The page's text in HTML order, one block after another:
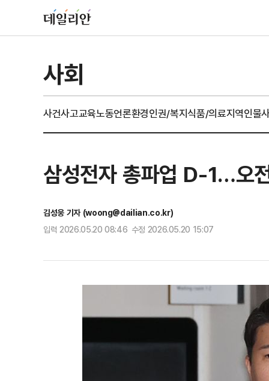
사회
사건사고교육노동언론환경인권/복지식품/의료지역인물
삼성전자 총파업 D-1…오
김성웅 기자 (woong@dailian.co.kr)
입력 2026.05.20 08:46 수정 2026.05.20 15:07